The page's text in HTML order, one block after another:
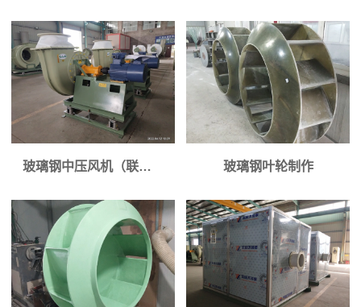
玻璃钢中压风机（联轴器传动） 玻璃钢叶轮制作